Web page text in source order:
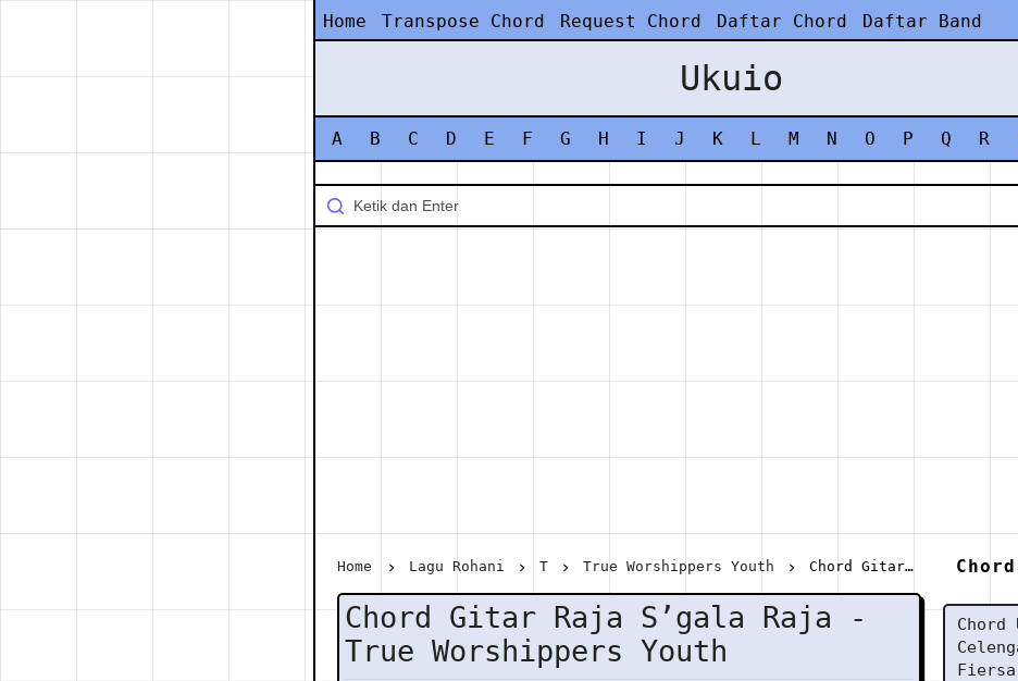
Home Transpose Chord Request Chord Daftar Chord Daftar Band
Ukuio
A B C D E F G H I J K L M N O P Q R
Home Lagu Rohani T True Worshippers Youth Chord Gitar Raja S’gala Raja - True Worshippers Youth
Chord Gitar Raja S’gala Raja -
True Worshippers Youth
Chord